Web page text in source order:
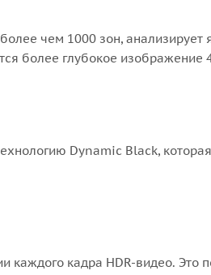
чем 1000 зон, анализирует
более глубокое изображение
Dynamic Black,
каждого кадра HDR-видео. Это